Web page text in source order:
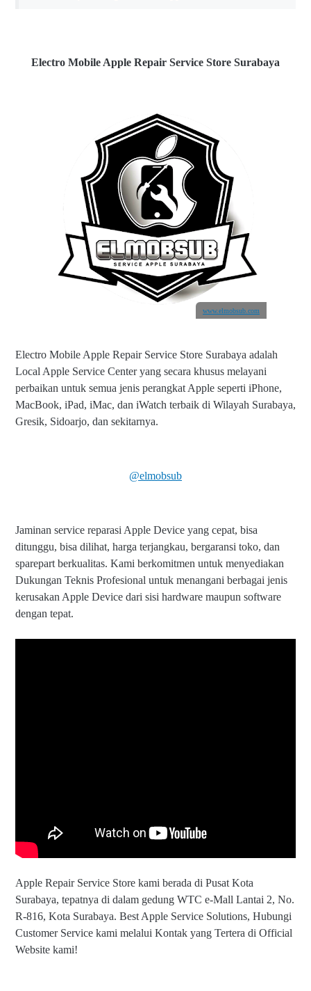
Electro Mobile Apple Repair Service Store Surabaya
www.elmobsub.com
Electro Mobile Apple Repair Service Store Surabaya adalah
Local Apple Service Center yang secara khusus melayani
perbaikan untuk semua jenis perangkat Apple seperti iPhone,
MacBook, iPad, iMac, dan iWatch terbaik di Wilayah Surabaya,
Gresik, Sidoarjo, dan sekitarnya.
@elmobsub
Jaminan service reparasi Apple Device yang cepat, bisa
ditunggu, bisa dilihat, harga terjangkau, bergaransi toko, dan
sparepart berkualitas. Kami berkomitmen untuk menyediakan
Dukungan Teknis Profesional untuk menangani berbagai jenis
kerusakan Apple Device dari sisi hardware maupun software
dengan tepat.
Apple Repair Service Store kami berada di Pusat Kota
Surabaya, tepatnya di dalam gedung WTC e-Mall Lantai 2, No.
R-816, Kota Surabaya. Best Apple Service Solutions, Hubungi
Customer Service kami melalui Kontak yang Tertera di Official
Website kami!